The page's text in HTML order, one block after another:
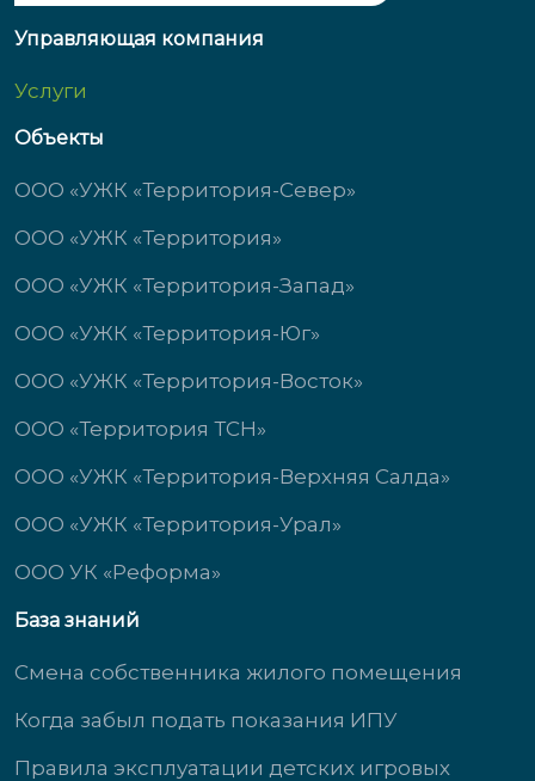
Управляющая компания
Услуги
Объекты
ООО «УЖК «Территория-Север»
ООО «УЖК «Территория»
ООО «УЖК «Территория-Запад»
ООО «УЖК «Территория-Юг»
ООО «УЖК «Территория-Восток»
ООО «Территория ТСН»
ООО «УЖК «Территория-Верхняя Салда»
ООО «УЖК «Территория-Урал»
ООО УК «Реформа»
База знаний
Смена собственника жилого помещения
Когда забыл подать показания ИПУ
Правила эксплуатации детских игровых